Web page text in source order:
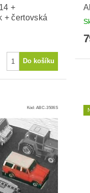
+
+ čertovská
Kód:ABC-3506S